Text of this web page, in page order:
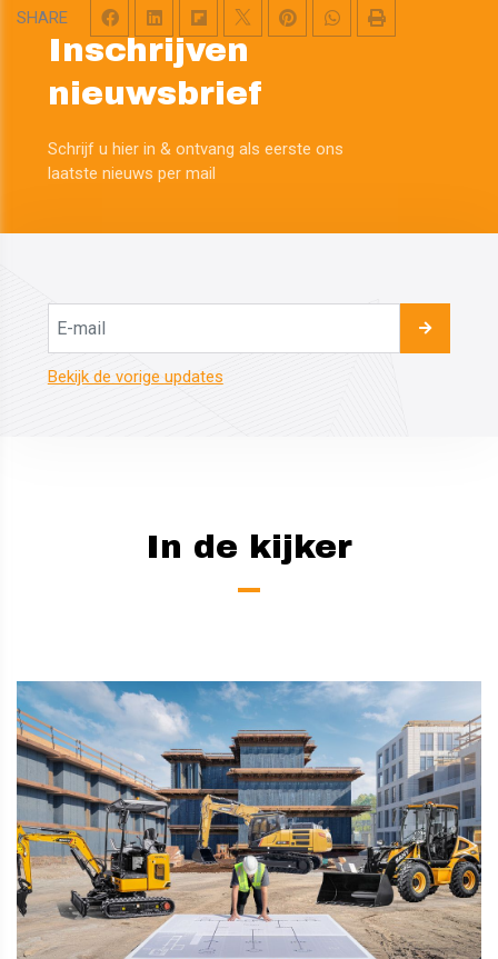
SHARE
Inschrijven
nieuwsbrief
Schrijf u hier in & ontvang als eerste ons
​​​​​​​laatste nieuws per mail
Bekijk de vorige updates
In de kijker